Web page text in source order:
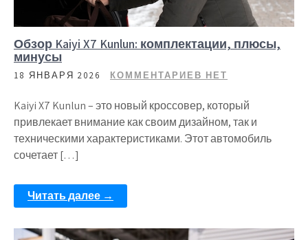
Обзор Kaiyi X7 Kunlun: комплектации, плюсы,
минусы
18 ЯНВАРЯ 2026 КОММЕНТАРИЕВ НЕТ
Kaiyi X7 Kunlun – это новый кроссовер, который
привлекает внимание как своим дизайном, так и
техническими характеристиками. Этот автомобиль
сочетает […]
Читать далее →